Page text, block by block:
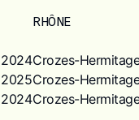
RHÔNE
2024Crozes-
2025Crozes-
2024Crozes-